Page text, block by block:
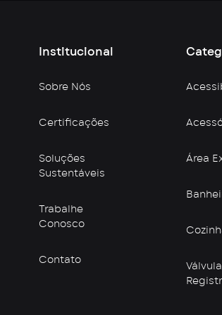
Institucional
Sobre Nós
Certificações
Soluções
Sustentáveis
Trabalhe
Conosco
Contato
Área